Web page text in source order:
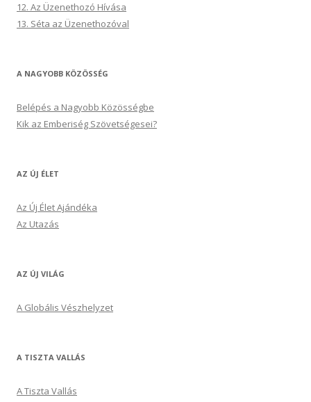
12. Az Üzenethozó Hívása
13. Séta az Üzenethozóval
A NAGYOBB KÖZÖSSÉG
Belépés a Nagyobb Közösségbe
Kik az Emberiség Szövetségesei?
AZ ÚJ ÉLET
Az Új Élet Ajándéka
Az Utazás
AZ ÚJ VILÁG
A Globális Vészhelyzet
A TISZTA VALLÁS
A Tiszta Vallás